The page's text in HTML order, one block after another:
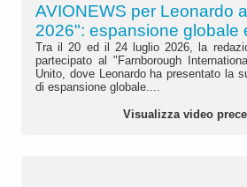
AVIONEWS per Leonardo
2026": espansione globale
Tra il 20 ed il 24 luglio 2026, la
partecipato al "Farnborough
Unito, dove Leonardo ha presentato la
di espansione globale....
Visualizza video